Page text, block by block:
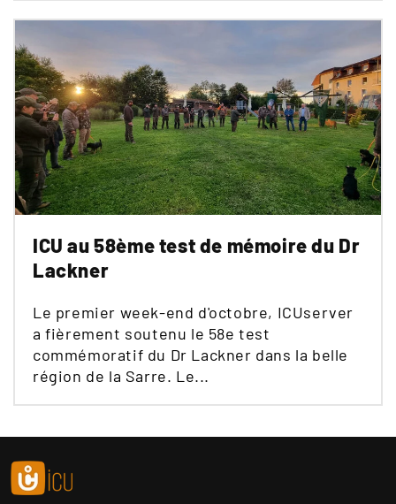
ICU au 58ème test de mémoire du Dr
Lackner
Le premier week-end d'octobre, ICUserver
a fièrement soutenu le 58e test
commémoratif du Dr Lackner dans la belle
région de la Sarre. Le...